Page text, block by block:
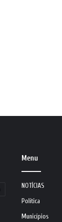
Menu
NOTÍCIAS
Política
Municípios